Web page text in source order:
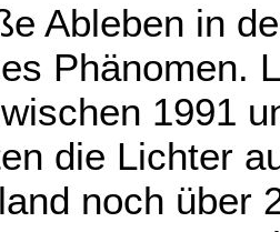
Ableben in
Phänomen.
1991
die Lichter
noch über